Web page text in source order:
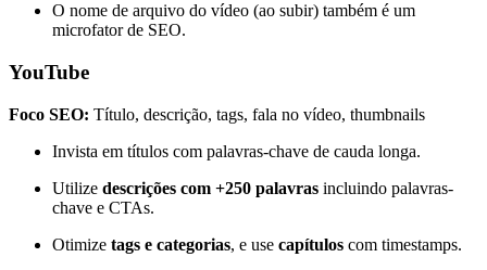
O nome de arquivo do vídeo (ao subir) também é um
microfator de SEO.
YouTube
Foco SEO: Título, descrição, tags, fala no vídeo, thumbnails
Invista em títulos com palavras-chave de cauda longa.
Utilize descrições com +250 palavras incluindo palavras-
chave e CTAs.
Otimize tags e categorias, e use capítulos com timestamps.